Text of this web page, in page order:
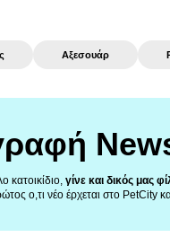
Αξεσουάρ
κατοικίδιο, γίνε και δικός μας
ο,τι νέο έρχεται στο PetCity